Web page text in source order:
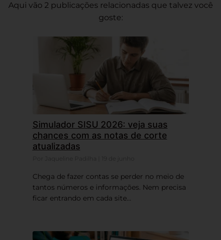
Aqui vão 2 publicações relacionadas que talvez você
goste:
Simulador SISU 2026: veja suas
chances com as notas de corte
atualizadas
Chega de fazer contas se perder no meio de
tantos números e informações. Nem precisa
ficar entrando em cada site...